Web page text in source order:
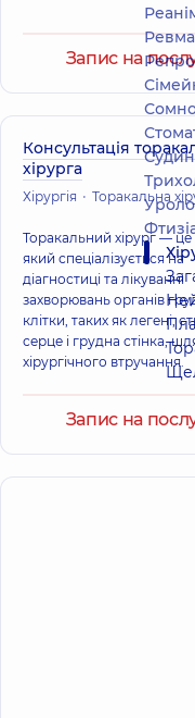
Запис на
Консультація
хірурга
Хірургія Торакальна
Торакальний хірург — це
який спеціалізується на
діагностиці та лікуванні
захворювань органів
клітки, таких як легені,
серце і грудна стінка,
хірургічного втручання.
Запис на